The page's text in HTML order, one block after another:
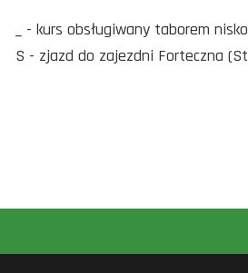
_ - kurs obsługiwany taborem
S - zjazd do zajezdni Forteczna